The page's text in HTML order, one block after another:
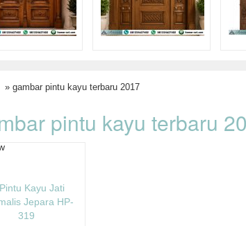
» gambar pintu kayu terbaru 2017
pintu kayu terbaru